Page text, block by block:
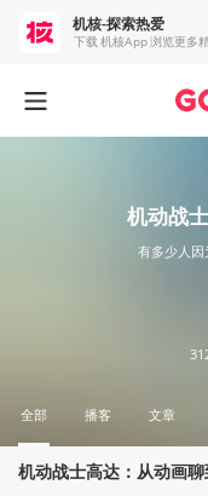
机动战
有多少人因
全部 播客 文章
机动战士高达：从动画聊
机核-探索热爱
下载 机核App 浏览更多